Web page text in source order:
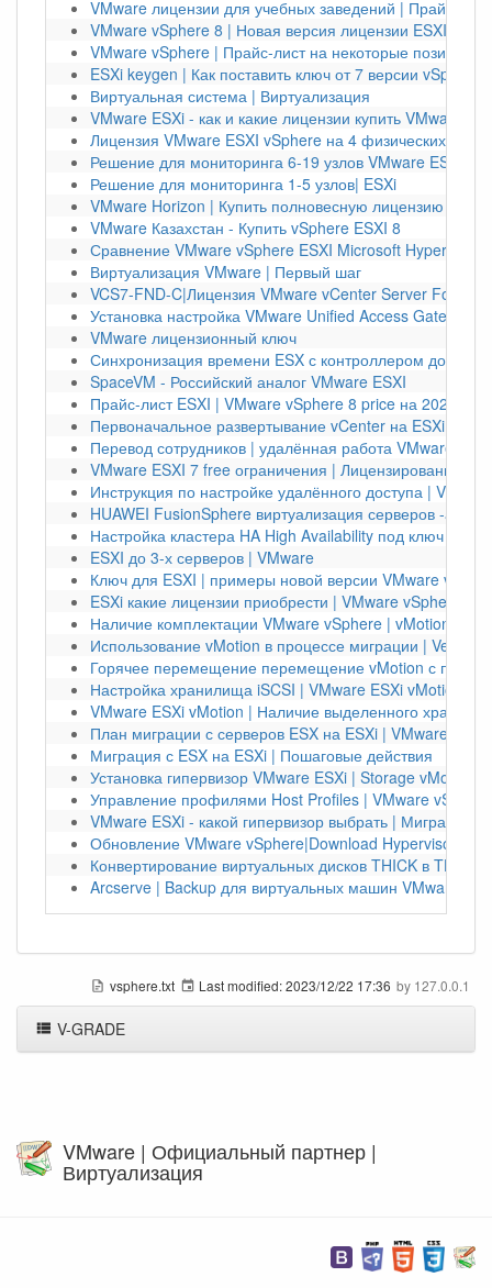
VMware лицензии для учебных заведений | Прайс-лист
VMware vSphere 8 | Новая версия лицензии ESXI 8
VMware vSphere | Прайс-лист на некоторые позиции
ESXi keygen | Как поставить ключ от 7 версии vSphere
Виртуальная система | Виртуализация
VMware ESXi - как и какие лицензии купить VMware
Лицензия VMware ESXI vSphere на 4 физических
Решение для мониторинга 6-19 узлов VMware ESXi
Решение для мониторинга 1-5 узлов| ESXi
VMware Horizon | Купить полновесную лицензию
VMware Казахстан - Купить vSphere ESXI 8
Сравнение VMware vSphere ESXI Microsoft Hyper-V и
Виртуализация VMware | Первый шаг
VCS7-FND-C|Лицензия VMware vCenter Server
Установка настройка VMware Unified Access Gateway|
VMware лицензионный ключ
Синхронизация времени ESX с контроллером домена
SpaceVM - Российский аналог VMware ESXI
Прайс-лист ESXI | VMware vSphere 8 price на 2024 год
Первоначальное развертывание vCenter на ESXi |
Перевод сотрудников | удалённая работа VMware
VMware ESXI 7 free ограничения | Лицензирование
Инструкция по настройке удалённого доступа | VMware
HUAWEI FusionSphere виртуализация серверов -
Настройка кластера HA High Availability под ключ |
ESXI до 3-х серверов | VMware
Ключ для ESXI | примеры новой версии VMware
ESXi какие лицензии приобрести | VMware vSphere
Наличие комплектации VMware vSphere | vMotion
Использование vMotion в процессе миграции | Veeam
Горячее перемещение перемещение vMotion с
Настройка хранилища iSCSI | VMware ESXi vMotion
VMware ESXi vMotion | Наличие выделенного
План миграции с серверов ESX на ESXi | VMware
Миграция с ESX на ESXi | Пошаговые действия
Установка гипервизор VMware ESXi | Storage vMotion
Управление профилями Host Profiles | VMware vSphere
VMware ESXi - какой гипервизор выбрать | Миграция
Обновление VMware vSphere|Download Hypervisor
Конвертирование виртуальных дисков THICK в THIN
Arcserve | Backup для виртуальных машин VMware
vsphere.txt Last modified:2023/12/22 17:36 by 127.0.0.1
V-GRADE
VMware | Официальный партнер |
Виртуализация